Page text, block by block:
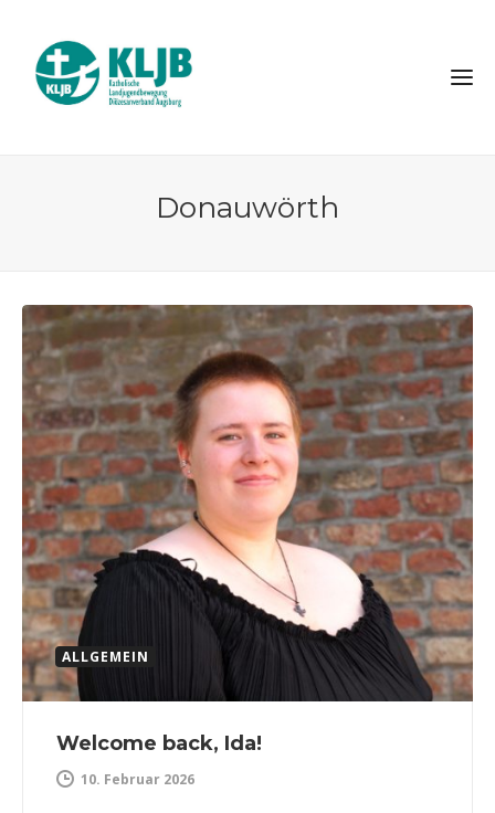
Donauwörth
ALLGEMEIN
Welcome back, Ida!
10. Februar 2026